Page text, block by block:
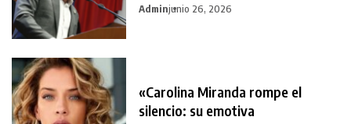
Adminjunio 26, 2026
«Carolina Miranda rompe el
silencio: su emotiva